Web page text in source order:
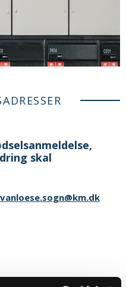
skal
vanloese.sogn@km.dk